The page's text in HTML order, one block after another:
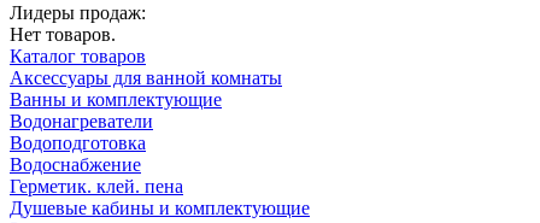
Лидеры продаж:
Нет товаров.
Каталог товаров
Аксессуары для ванной комнаты
Ванны и комплектующие
Водонагреватели
Водоподготовка
Водоснабжение
Герметик. клей. пена
Душевые кабины и комплектующие